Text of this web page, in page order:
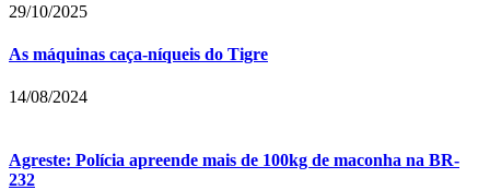
29/10/2025
As máquinas caça-níqueis do Tigre
14/08/2024
Agreste: Polícia apreende mais de 100kg de maconha na BR-
232